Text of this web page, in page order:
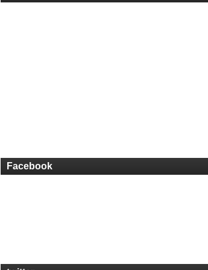
Facebook